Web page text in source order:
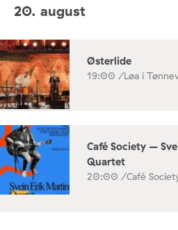
20. august
Østerlide
19:00 /Løa i
Café Society –
Quartet
20:00 /Café